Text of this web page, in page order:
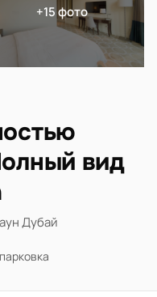
+15 фото
вид
Дубай
парковка